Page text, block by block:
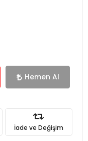
Hemen Al
İade ve Değişim